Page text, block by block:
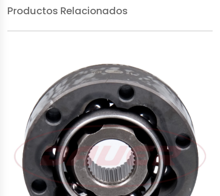
Productos Relacionados